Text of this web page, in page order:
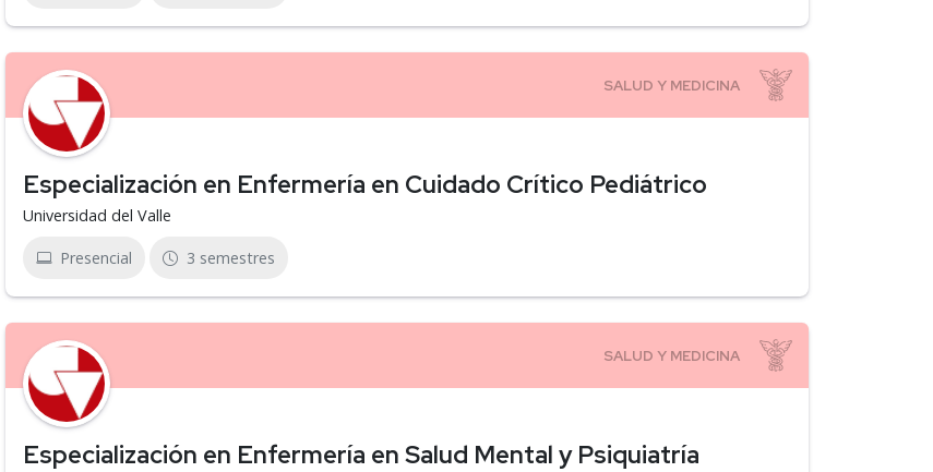
Especialización en Enfermería en Cuidado Crítico Pediátrico
Universidad del Valle
Presencial 3 semestres
Especialización en Enfermería en Salud Mental y Psiquiatría